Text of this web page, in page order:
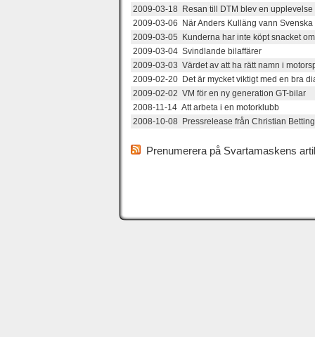
2009-03-18 Resan till DTM blev en upplevelse
2009-03-06 När Anders Kulläng vann
2009-03-05 Kunderna har inte köpt snacket
2009-03-04 Svindlande bilaffärer
2009-03-03 Värdet av att ha rätt namn i
2009-02-20 Det är mycket viktigt med en bra
2009-02-02 VM för en ny generation GT-bilar
2008-11-14 Att arbeta i en motorklubb
2008-10-08 Pressrelease från Christian
Prenumerera på Svartamaskens